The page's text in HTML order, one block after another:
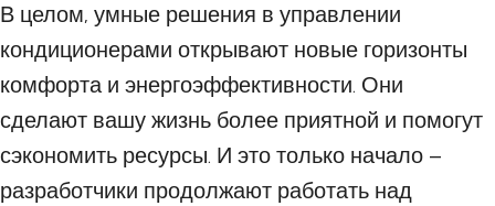
В целом, умные решения в управлении
кондиционерами открывают новые горизонты
комфорта и энергоэффективности. Они
сделают вашу жизнь более приятной и помогут
сэкономить ресурсы. И это только начало –
разработчики продолжают работать над